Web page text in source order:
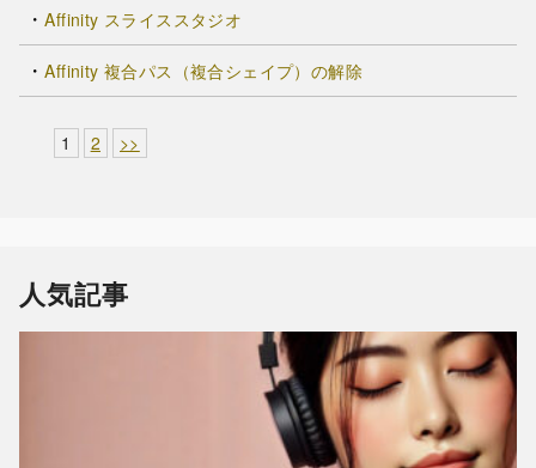
Affinity スライススタジオ
Affinity 複合パス（複合シェイプ）の解除
1 2 >>
人気記事